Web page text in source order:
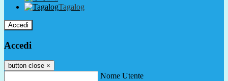
Tagalog
Accedi
Accedi
button close ×
Nome Utente